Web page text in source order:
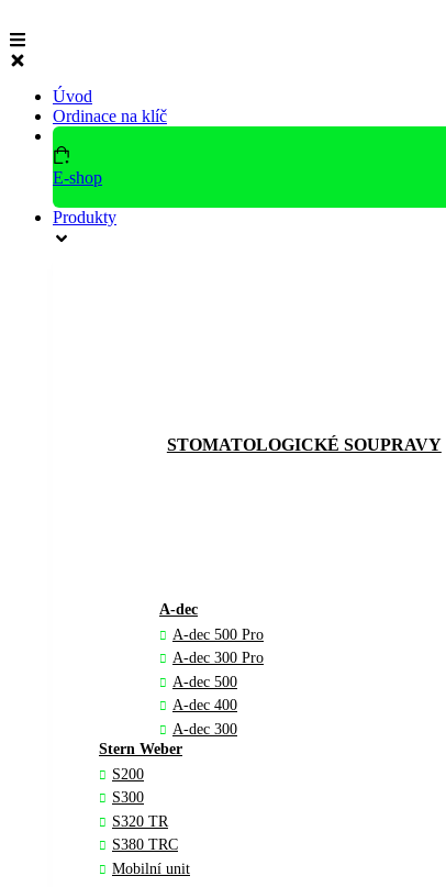
k
obsahu
Úvod
Ordinace na klíč
E-shop
Produkty
STOMATOLOGICKÉ SOUPRAVY
A-dec
A-dec 500 Pro
A-dec 300 Pro
A-dec 500
A-dec 400
A-dec 300
Stern Weber
S200
S300
S320 TR
S380 TRC
Mobilní unit